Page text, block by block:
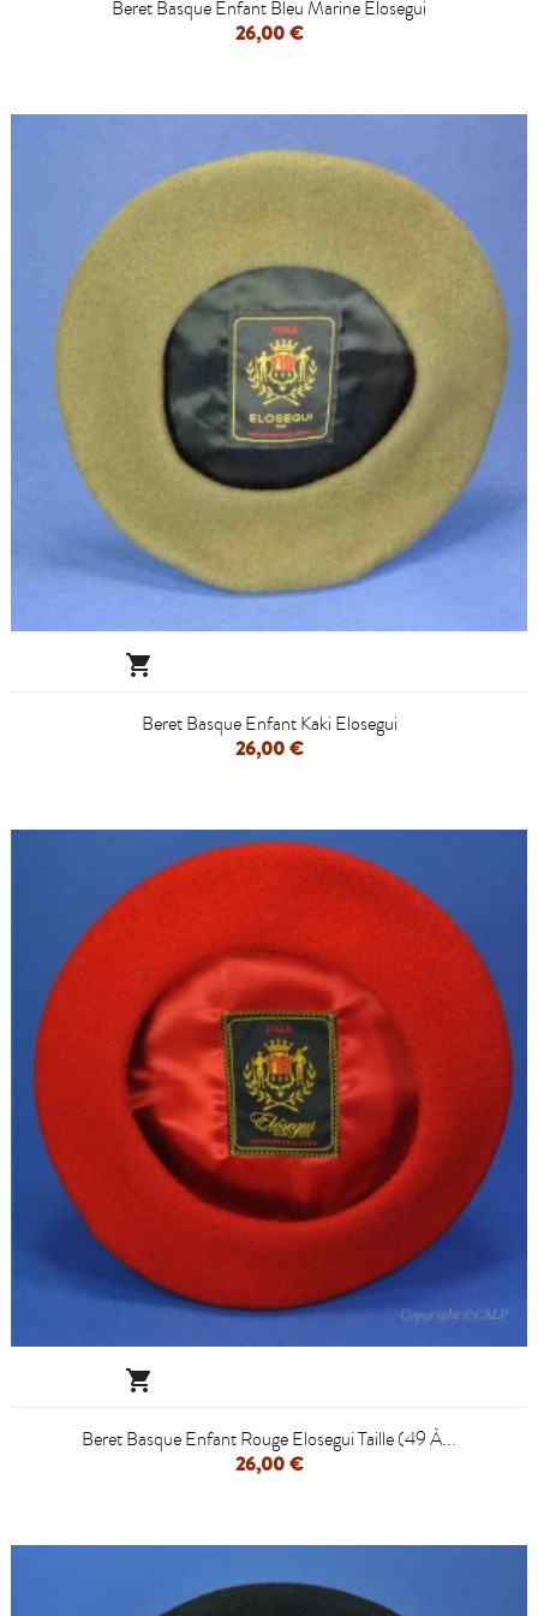
Beret Basque Enfant Bleu Marine Elosegui
26,00 €

Beret Basque Enfant Kaki Elosegui
26,00 €

Beret Basque Enfant Rouge Elosegui Taille (49 À...
26,00 €